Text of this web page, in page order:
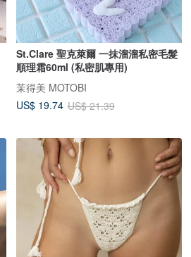
St.Clare 聖克萊爾 一抹溜溜私密毛髮
順理霜60ml (私密肌專用)
茉得美 MOTOBI
US$ 19.74 US$ 21.39